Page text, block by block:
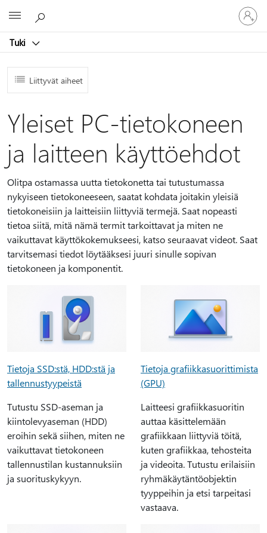
Tuki
Kirjaudu
sisään
tilille
Liittyvät aiheet
Yleiset PC-tietokoneen
ja laitteen käyttöehdot
Olitpa ostamassa uutta tietokonetta tai tutustumassa
nykyiseen tietokoneeseen, saatat kohdata joitakin yleisiä
tietokoneisiin ja laitteisiin liittyviä termejä. Saat nopeasti
tietoa siitä, mitä nämä termit tarkoittavat ja miten ne
vaikuttavat käyttökokemukseesi, katso seuraavat videot. Saat
tarvitsemasi tiedot löytääksesi juuri sinulle sopivan
tietokoneen ja komponentit.
Tietoja SSD:stä, HDD:stä ja
tallennustyypeistä
Tutustu SSD-aseman ja
kiintolevyaseman (HDD)
eroihin sekä siihen, miten ne
vaikuttavat tietokoneen
tallennustilan kustannuksiin
ja suorituskykyyn.
Tietoja grafiikkasuorittimista
(GPU)
Laitteesi grafiikkasuoritin
auttaa käsittelemään
grafiikkaan liittyviä töitä,
kuten grafiikkaa, tehosteita
ja videoita. Tutustu erilaisiin
ryhmäkäytäntöobjektin
tyyppeihin ja etsi tarpeitasi
vastaava.